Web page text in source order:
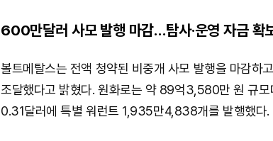
600만달러 사모 발행 마감…탐사·운영 자금 확
볼트메탈스는 전액 청약된 비중개 사모 발행을 마감하
조달했다고 밝혔다. 원화로는 약 89억3,580만 원 규모
0.31달러에 특별 워런트 1,935만4,838개를 발행했다.